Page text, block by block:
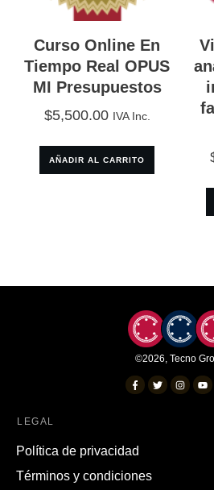
Curso Online En
Tiempo Real OPUS
MI Presupuestos
$5,500.00 IVA Inc.
AÑADIR AL CARRITO
©2026 Tecno
LEGAL
Política de privacidad
Términos y condiciones